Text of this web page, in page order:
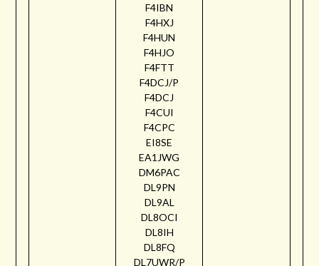
F4IBN
F4HXJ
F4HUN
F4HJO
F4FTT
F4DCJ/P
F4DCJ
F4CUI
F4CPC
EI8SE
EA1JWG
DM6PAC
DL9PN
DL9AL
DL8OCI
DL8IH
DL8FQ
DL7UWR/P